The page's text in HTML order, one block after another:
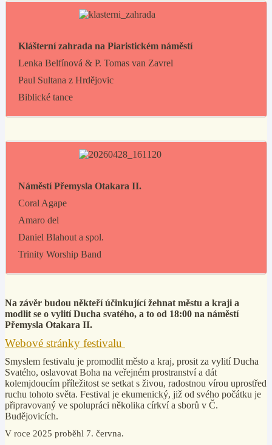
Klášterní zahrada na Piaristickém náměstí
Lenka Belfínová & P. Tomas van Zavrel
Paul Sultana z Hrdějovic
Biblické tance
Náměstí Přemysla Otakara II.
Coral Agape
Amaro del
Daniel Blahout a spol.
Trinity Worship Band
Na závěr budou někteří účinkující žehnat městu a kraji a
modlit se o vylití Ducha svatého, a to od 18:00 na náměstí
Přemysla Otakara II.
Webové stránky festivalu
Smyslem festivalu je promodlit město a kraj, prosit za vylití Ducha
Svatého, oslavovat Boha na veřejném prostranství a dát
kolemjdoucím příležitost se setkat s živou, radostnou vírou uprostřed
ruchu tohoto světa. Festival je ekumenický, již od svého počátku je
připravovaný ve spolupráci několika církví a sborů v Č.
Budějovicích.
V roce 2025 proběhl 7. června.